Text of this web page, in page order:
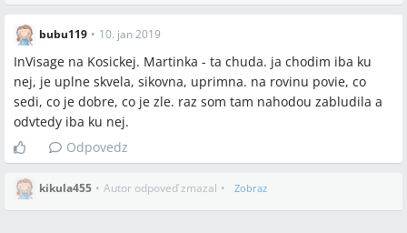
bubu119 • 10. jan 2019
InVisage na Kosickej. Martinka - ta chuda. ja chodim iba ku
nej, je uplne skvela, sikovna, uprimna. na rovinu povie, co
sedi, co je dobre, co je zle. raz som tam nahodou zabludila a
odvtedy iba ku nej.
Odpovedz
kikula455 • Autor odpoveď zmazal • Zobraz